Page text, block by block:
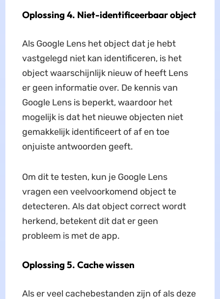
Oplossing 4. Niet-identificeerbaar object
Als Google Lens het object dat je hebt
vastgelegd niet kan identificeren, is het
object waarschijnlijk nieuw of heeft Lens
er geen informatie over. De kennis van
Google Lens is beperkt, waardoor het
mogelijk is dat het nieuwe objecten niet
gemakkelijk identificeert of af en toe
onjuiste antwoorden geeft.
Om dit te testen, kun je Google Lens
vragen een veelvoorkomend object te
detecteren. Als dat object correct wordt
herkend, betekent dit dat er geen
probleem is met de app.
Oplossing 5. Cache wissen
Als er veel cachebestanden zijn of als deze